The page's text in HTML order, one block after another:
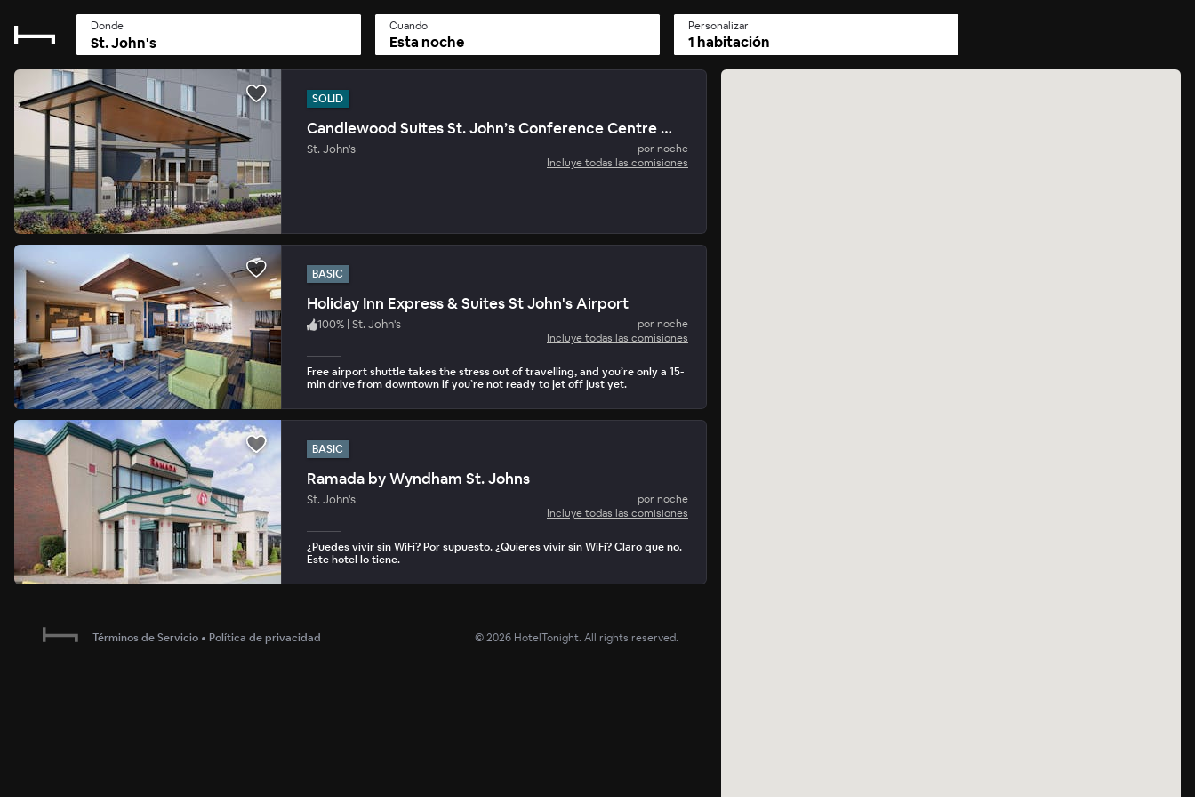
Donde Cuando
Esta noche
Personalizar
1 habitación
SOLID
Candlewood Suites St. John’s Conference Centre By Ihg
St. John's
por noche
Incluye todas las comisiones
BASIC
Holiday Inn Express & Suites St John's Airport
100% | St. John's
por noche
Incluye todas las comisiones
Free airport shuttle takes the stress out of travelling, and you’re only a 15-
min drive from downtown if you’re not ready to jet off just yet.
BASIC
Ramada by Wyndham St. Johns
St. John's
por noche
Incluye todas las comisiones
¿Puedes vivir sin WiFi? Por supuesto. ¿Quieres vivir sin WiFi? Claro que no.
Este hotel lo tiene.
Términos de Servicio • Política de privacidad ©2026 HotelTonight. All rights reserved.